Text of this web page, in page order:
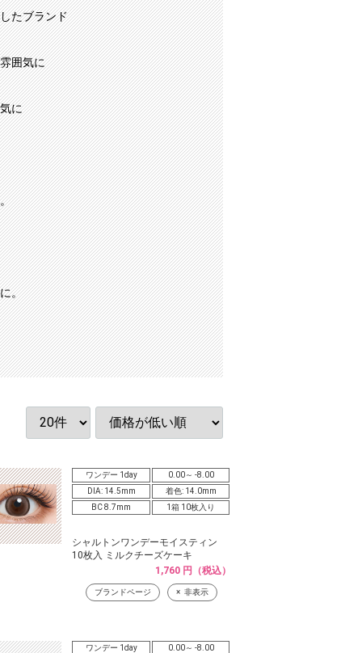
たブランド
囲気に
に
。
ワンデー 1day
0.00～ -8.00
DIA: 14.5mm
着色: 14.0mm
BC 8.7mm
1箱 10枚入り
シャルトンワンデーモイスティン
10枚入 ミルクチーズケーキ
1,760 円（税込）
ブランドページ 非表示
ワンデー 1day
0.00～ -8.00